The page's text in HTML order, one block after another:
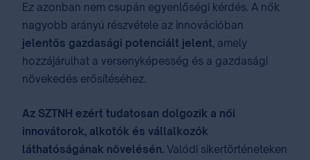
Ez azonban nem csupán egyenlőségi kérdés. A nők
nagyobb arányú részvétele az innovációban
jelentős gazdasági potenciált jelent, amely
hozzájárulhat a versenyképesség és a gazdasági
növekedés erősítéséhez.
Az SZTNH ezért tudatosan dolgozik a női
innovátorok, alkotók és vállalkozók
láthatóságának növelésén. Valódi sikertörténeteken​